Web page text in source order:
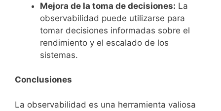
Mejora de la toma de decisiones: La
observabilidad puede utilizarse para
tomar decisiones informadas sobre el
rendimiento y el escalado de los
sistemas.
Conclusiones
La observabilidad es una herramienta valiosa